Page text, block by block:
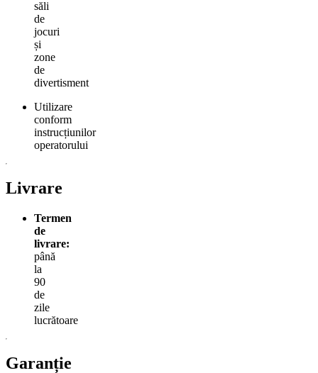
săli
de
jocuri
și
zone
de
divertisment
Utilizare
conform
instrucțiunilor
operatorului
Livrare
Termen
de
livrare:
până
la
90
de
zile
lucrătoare
Garanție